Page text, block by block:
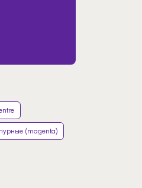
(magenta)